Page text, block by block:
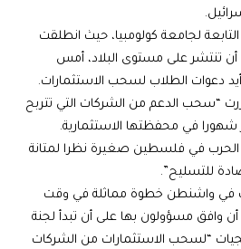
التابعة لجامعة كولومبيا، حيث انطلقت
أن تنتشر على مستوى البلاد، أمس
دعوات الطلاب لسحب الاستثمارات.
“سحب الدعم من الشركات التي تتربح
في محفظتها الاستثمارية.
الحرب في فلسطين صغيرة نظرا لمتانة
للتسليح”.
في واشنطن خطوة مماثلة في وقت
وافق مسؤولون بها على أن تبدأ لجنة
“لسحب الاستثمارات من الشركات